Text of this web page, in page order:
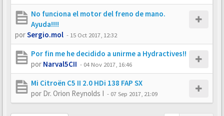
No funciona el motor del freno de mano.
Ayuda!!!!
porSergio.mol - 15 Oct 2017, 12:32
Por fin me he decidido a unirme a Hydractives!!
por Narval5CII - 04 Nov 2017, 16:46
Mi Citroën C5 II 2.0 HDi 138 FAP SX
por Dr. Orion Reynolds I - 07 Sep 2017, 21:09